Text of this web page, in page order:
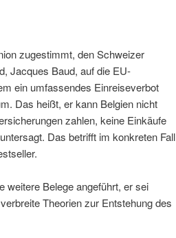
zugestimmt, den Schweizer
Jacques Baud, auf die EU-
ein umfassendes Einreiseverbot
Das heißt, er kann Belgien nicht
zahlen, keine Einkäufe
Das betrifft im konkreten Fall
weitere Belege angeführt, er sei
Theorien zur Entstehung des